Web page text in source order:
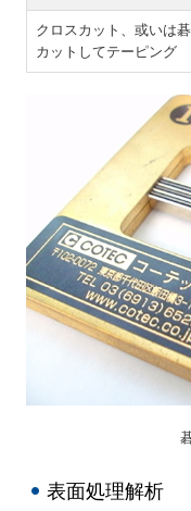
クロスカット、或いは
カットしてテーピング
表面処理解析